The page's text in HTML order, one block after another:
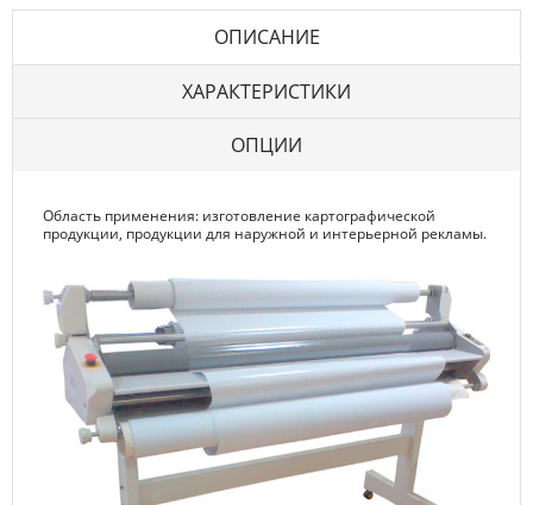
ОПИСАНИЕ
ХАРАКТЕРИСТИКИ
ОПЦИИ
Область применения: изготовление картографической
продукции, продукции для наружной и интерьерной рекламы.